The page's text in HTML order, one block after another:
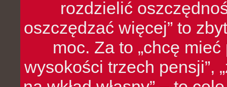
rozdzielić
oszczędzać więcej” to
moc. Za to „chcę
wysokości trzech pensji”,